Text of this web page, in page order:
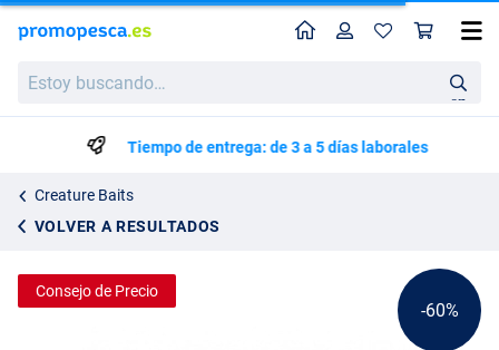
buscando…
en
Perfil
Tiempo de entrega: de 3 a 5 días laborales
Creature Baits
VOLVER A RESULTADOS
X Zone Punisher Punch Craw 9cm (8 piezas)
8.49
-60%
Consejo de Precio